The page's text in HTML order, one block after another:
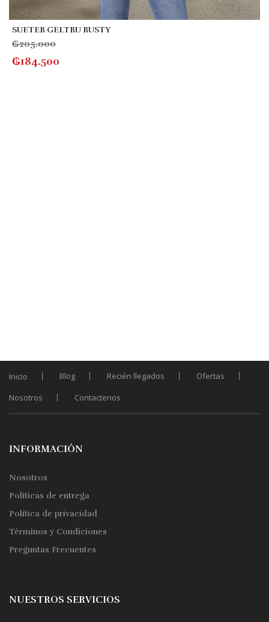
SUETER GELTRU RUSTY
₲205.000
₲184.500
Inicio Blog Recién llegados
Ofertas
Nosotros
Contactenos
INFORMACIÓN
Nosotros
Politicas de entrega
Política de privacidad
Términos y Condiciones
Preguntas Frecuentes
NUESTROS SERVICIOS